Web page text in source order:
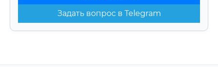
Задать вопрос в Telegram